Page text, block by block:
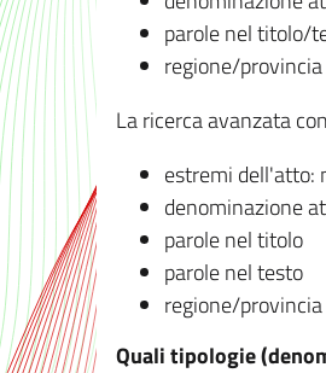
parole nel titolo/
regione/
La ricerca avanzata
estremi dell'atto:
denominazione
parole nel titolo
parole nel testo
regione/
Quali tipologie